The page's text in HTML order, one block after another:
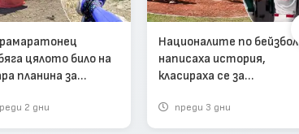
цялото било на
планина за
2 дни
Националите по бейзбол
написаха история,
класираха се за
първенство (видео)
преди 3 дни